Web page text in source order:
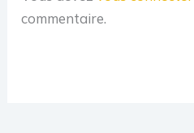
commentaire.